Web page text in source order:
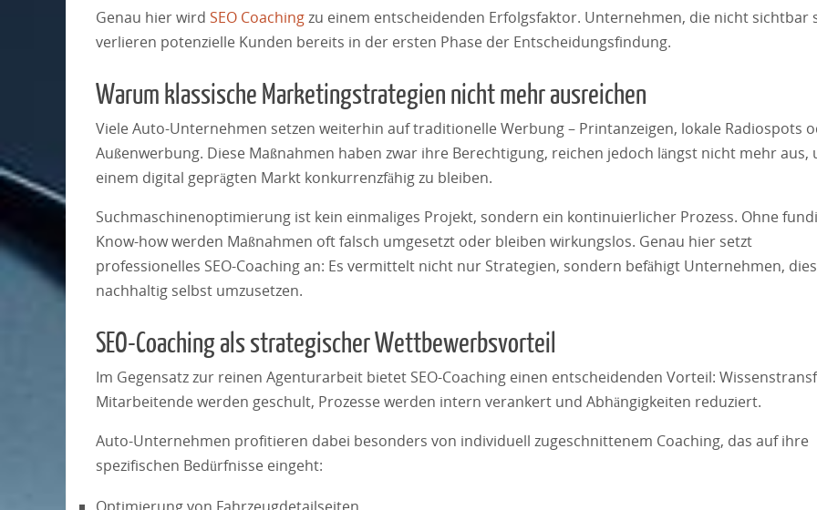
Genau hier wird SEO Coachingzu einem entscheidenden Erfolgsfaktor. Unternehmen, die nicht sichtbar
verlieren potenzielle Kunden bereits in der ersten Phase der Entscheidungsfindung.
Warum klassische Marketingstrategien nicht mehr ausreichen
Viele Auto-Unternehmen setzen weiterhin auf traditionelle Werbung – Printanzeigen, lokale Radiospots
Außenwerbung. Diese Maßnahmen haben zwar ihre Berechtigung, reichen jedoch längst nicht mehr aus,
einem digital geprägten Markt konkurrenzfähig zu bleiben.
Suchmaschinenoptimierung ist kein einmaliges Projekt, sondern ein kontinuierlicher Prozess. Ohne
Know-how werden Maßnahmen oft falsch umgesetzt oder bleiben wirkungslos. Genau hier setzt
professionelles SEO-Coaching an: Es vermittelt nicht nur Strategien, sondern befähigt Unternehmen,
nachhaltig selbst umzusetzen.
SEO-Coaching als strategischer Wettbewerbsvorteil
Im Gegensatz zur reinen Agenturarbeit bietet SEO-Coaching einen entscheidenden Vorteil:
Mitarbeitende werden geschult, Prozesse werden intern verankert und Abhängigkeiten reduziert.
Auto-Unternehmen profitieren dabei besonders von individuell zugeschnittenem Coaching, das auf ihre
spezifischen Bedürfnisse eingeht:
Optimierung von Fahrzeugdetailseiten